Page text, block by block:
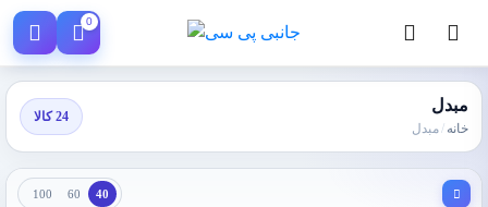
0
مبدل
خانه /مبدل
24 کالا
40
60
100